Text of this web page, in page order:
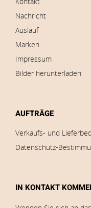
Nachricht
Auslauf
Marken
Impressum
Bilder herunterladen
AUFTRÄGE
Verkaufs- und
Datenschutz-
IN KONTAKT